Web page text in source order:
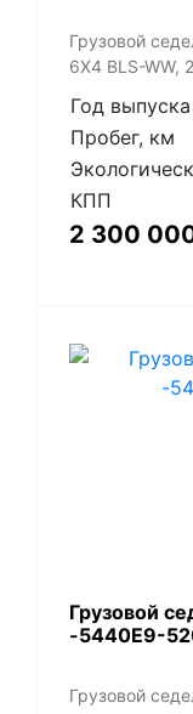
​Грузовой
6X4 BLS-WW,
Год выпуска
Пробег, км
КПП
2 300
Грузовой
-5440Е9-
Грузовой